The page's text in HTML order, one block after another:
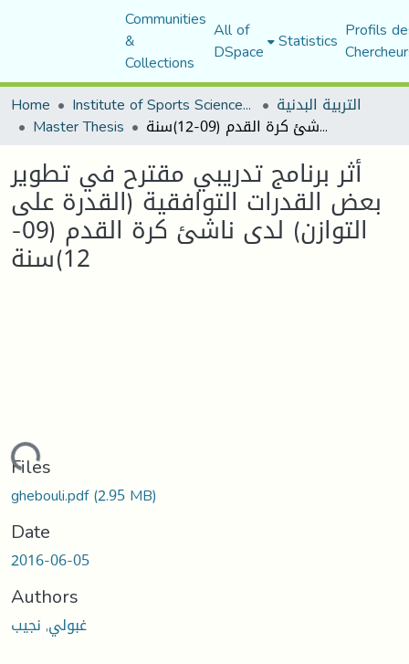
Communities
&
Collections
All of
DSpace Statistics Profils
Home
Institute of Sports Sciences and Techniques التربية البدنية
Master Thesis أثر برنامج تدريبي مقترح في تطوير بعض القدرات التوافقية (القدرة على التوازن) لدى ناشئ كرة القدم (09-12)سنة
أثر برنامج تدريبي مقترح في تطوير
بعض القدرات التوافقية (القدرة على
التوازن) لدى ناشئ كرة القدم (09-
12)سنة
Files
ghebouli.pdf(2.95 MB)
Date
2016-06-05
Authors
غبولي, نجيب